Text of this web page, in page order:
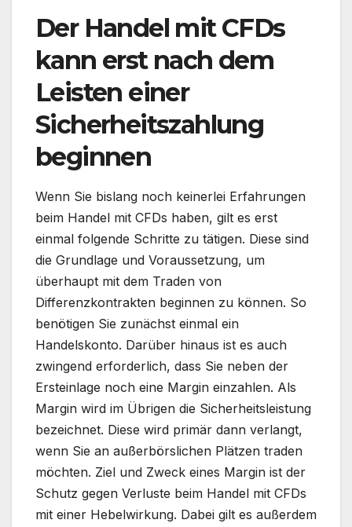
Der Handel mit CFDs
kann erst nach dem
Leisten einer
Sicherheitszahlung
beginnen
Wenn Sie bislang noch keinerlei Erfahrungen
beim Handel mit CFDs haben, gilt es erst
einmal folgende Schritte zu tätigen. Diese sind
die Grundlage und Voraussetzung, um
überhaupt mit dem Traden von
Differenzkontrakten beginnen zu können. So
benötigen Sie zunächst einmal ein
Handelskonto. Darüber hinaus ist es auch
zwingend erforderlich, dass Sie neben der
Ersteinlage noch eine Margin einzahlen. Als
Margin wird im Übrigen die Sicherheitsleistung
bezeichnet. Diese wird primär dann verlangt,
wenn Sie an außerbörslichen Plätzen traden
möchten. Ziel und Zweck eines Margin ist der
Schutz gegen Verluste beim Handel mit CFDs
mit einer Hebelwirkung. Dabei gilt es außerdem